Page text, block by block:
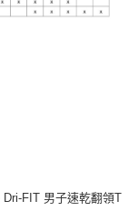
FIT 男子速乾翻領T